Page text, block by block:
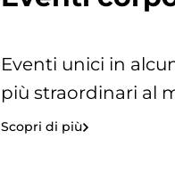
Eventi unici in
più straordinari al
Scopri di più